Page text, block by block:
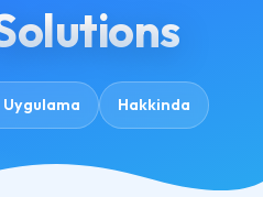
Hakkinda